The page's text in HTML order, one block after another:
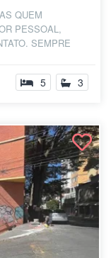
QUEM
PESSOAL,
SEMPRE
5 3